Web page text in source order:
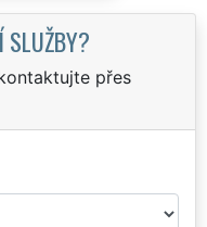
SLUŽBY?
přes